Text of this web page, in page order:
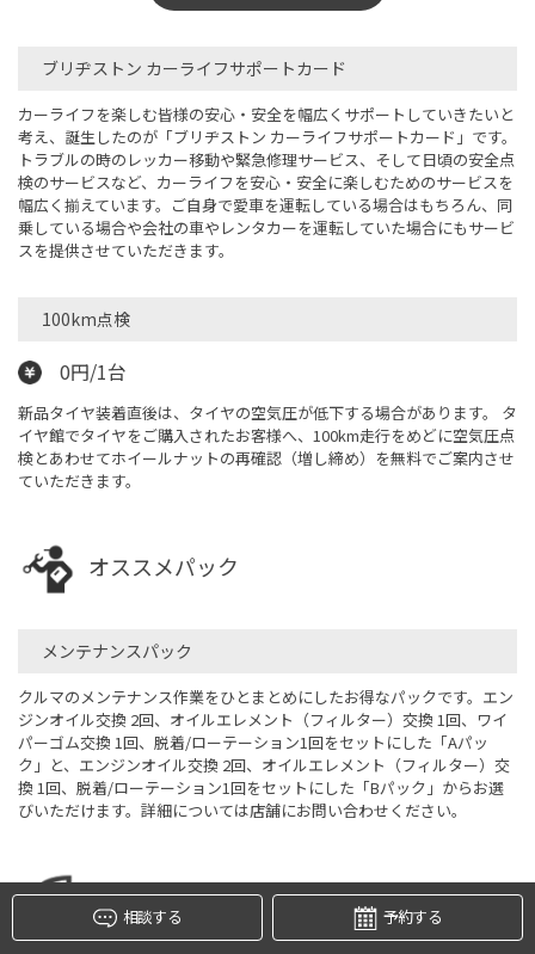
ブリヂストン カーライフサポートカード
カーライフを楽しむ皆様の安心・安全を幅広くサポートしていきたいと
考え、誕生したのが「ブリヂストン カーライフサポートカード」です。
トラブルの時のレッカー移動や緊急修理サービス、そして日頃の安全点
検のサービスなど、カーライフを安心・安全に楽しむためのサービスを
幅広く揃えています。ご自身で愛車を運転している場合はもちろん、同
乗している場合や会社の車やレンタカーを運転していた場合にもサービ
スを提供させていただきます。
100km点検
0円/1台
新品タイヤ装着直後は、タイヤの空気圧が低下する場合があります。 タ
イヤ館でタイヤをご購入されたお客様へ、100km走行をめどに空気圧点
検とあわせてホイールナットの再確認（増し締め）を無料でご案内させ
ていただきます。
オススメパック
メンテナンスパック
クルマのメンテナンス作業をひとまとめにしたお得なパックです。エン
ジンオイル交換 2回、オイルエレメント（フィルター）交換 1回、ワイ
パーゴム交換 1回、脱着/ローテーション1回をセットにした「Aパッ
ク」と、エンジンオイル交換 2回、オイルエレメント（フィルター）交
換 1回、脱着/ローテーション1回をセットにした「Bパック」からお選
びいただけます。詳細については店舗にお問い合わせください。
リフレッシュメニュー
相談する 予約する
タイヤ点検・安全点検/タイヤ履き替え/オイル交換/その他
ピット作業の予約
クローク契約会員専用タイヤ履き替え※タイヤ履き替えを
希望のクローク契約会員の方はこちらを選択ください